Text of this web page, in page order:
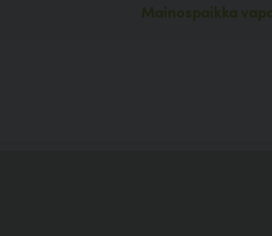
Mainospaikka